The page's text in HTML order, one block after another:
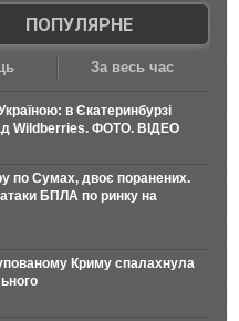
ПОПУЛЯРНЕ
За весь час
в Єкатеринбурзі
Wildberries. ФОТО. ВІДЕО
по Сумах, двоє поранених.
БПЛА по ринку на
Криму спалахнула